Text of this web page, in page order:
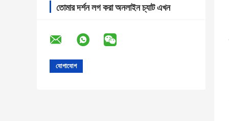
তোমার দর্শন লগ করা অনলাইন চ্যাট এখন